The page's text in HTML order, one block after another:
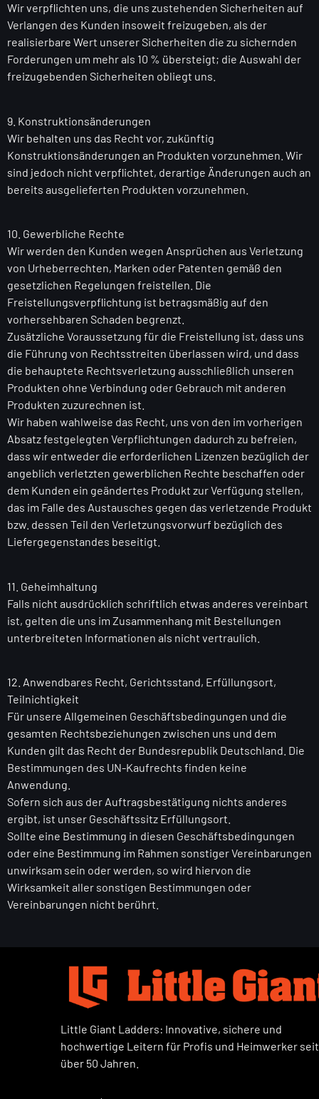
Wir verpflichten uns, die uns zustehenden Sicherheiten auf
Verlangen des Kunden insoweit freizugeben, als der
realisierbare Wert unserer Sicherheiten die zu sichernden
Forderungen um mehr als 10 % übersteigt; die Auswahl der
freizugebenden Sicherheiten obliegt uns.
9. Konstruktionsänderungen
Wir behalten uns das Recht vor, zukünftig
Konstruktionsänderungen an Produkten vorzunehmen. Wir
sind jedoch nicht verpflichtet, derartige Änderungen auch an
bereits ausgelieferten Produkten vorzunehmen.
10. Gewerbliche Rechte
Wir werden den Kunden wegen Ansprüchen aus Verletzung
von Urheberrechten, Marken oder Patenten gemäß den
gesetzlichen Regelungen freistellen. Die
Freistellungsverpflichtung ist betragsmäßig auf den
vorhersehbaren Schaden begrenzt.
Zusätzliche Voraussetzung für die Freistellung ist, dass uns
die Führung von Rechtsstreiten überlassen wird, und dass
die behauptete Rechtsverletzung ausschließlich unseren
Produkten ohne Verbindung oder Gebrauch mit anderen
Produkten zuzurechnen ist.
Wir haben wahlweise das Recht, uns von den im vorherigen
Absatz festgelegten Verpflichtungen dadurch zu befreien,
dass wir entweder die erforderlichen Lizenzen bezüglich der
angeblich verletzten gewerblichen Rechte beschaffen oder
dem Kunden ein geändertes Produkt zur Verfügung stellen,
das im Falle des Austausches gegen das verletzende Produkt
bzw. dessen Teil den Verletzungsvorwurf bezüglich des
Liefergegenstandes beseitigt.
11. Geheimhaltung
Falls nicht ausdrücklich schriftlich etwas anderes vereinbart
ist, gelten die uns im Zusammenhang mit Bestellungen
unterbreiteten Informationen als nicht vertraulich.
12. Anwendbares Recht, Gerichtsstand, Erfüllungsort,
Teilnichtigkeit
Für unsere Allgemeinen Geschäftsbedingungen und die
gesamten Rechtsbeziehungen zwischen uns und dem
Kunden gilt das Recht der Bundesrepublik Deutschland. Die
Bestimmungen des UN-Kaufrechts finden keine
Anwendung.
Sofern sich aus der Auftragsbestätigung nichts anderes
ergibt, ist unser Geschäftssitz Erfüllungsort.
Sollte eine Bestimmung in diesen Geschäftsbedingungen
oder eine Bestimmung im Rahmen sonstiger Vereinbarungen
unwirksam sein oder werden, so wird hiervon die
Wirksamkeit aller sonstigen Bestimmungen oder
Vereinbarungen nicht berührt.
Little Giant Ladders: Innovative, sichere und
hochwertige Leitern für Profis und Heimwerker seit
über 50 Jahren.